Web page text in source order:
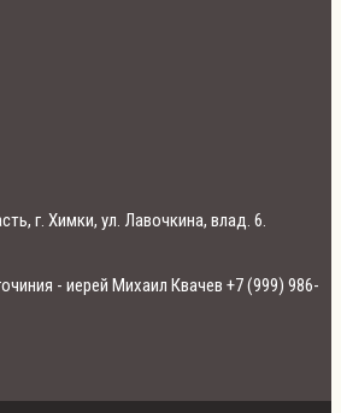
г. Химки, ул. Лавочкина, влад. 6.
- иерей Михаил Квачев +7 (999) 986-